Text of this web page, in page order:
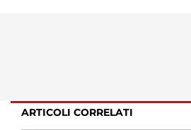
ARTICOLI CORRELATI